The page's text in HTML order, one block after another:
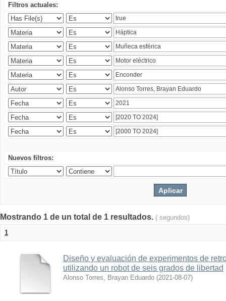
Filtros actuales:
Nuevos filtros:
Mostrando 1 de un total de 1 resultados. ( segundos)
1
Diseño y evaluación de experimentos de
utilizando un robot de seis grados de libertad
Alonso Torres, Brayan Eduardo (2021-08-07)